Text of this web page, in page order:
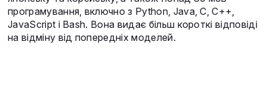
програмування, включно з Python, Java, C, C++,
JavaScript і Bash. Вона видає більш короткі відповіді
на відміну від попередніх моделей.